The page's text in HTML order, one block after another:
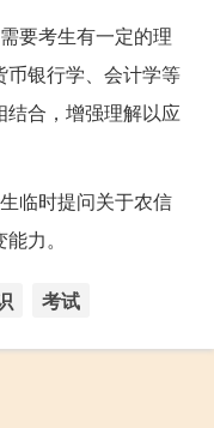
要考生有一定的理
银行学、会计学等
合，增强理解以应
临时提问关于农信
力。
考试